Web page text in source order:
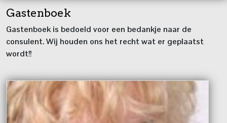
Gastenboek
Gastenboek is bedoeld voor een bedankje naar de
consulent. Wij houden ons het recht wat er geplaatst
wordt!!